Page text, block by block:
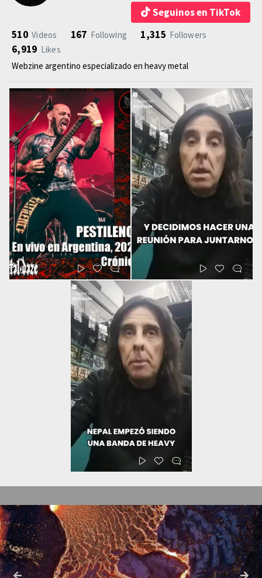
Seguinos en TikTok
510 Videos 167 Following 1,315 Followers
6,919 Likes
Webzine argentino especializado en heavy metal